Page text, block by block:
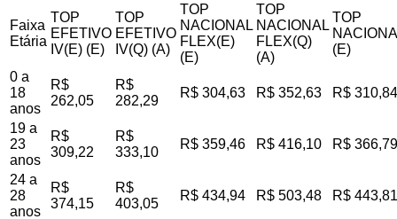
Faixa
Etária
TOP
EFETIVO
IV(E) (E)
TOP
EFETIVO
IV(Q) (A)
TOP
NACIONAL
FLEX(E)
(E)
TOP
NACIONAL
FLEX(Q)
(A)
TOP
(E)
0 a
18
anos
R$
262,05
R$
282,29
R$ 304,63 R$ 352,63 R$ 310,84
19 a
23
anos
R$
309,22
R$
333,10
R$ 359,46 R$ 416,10 R$ 366,79
24 a
28
anos
R$
374,15
R$
403,05
R$ 434,94 R$ 503,48 R$ 443,81